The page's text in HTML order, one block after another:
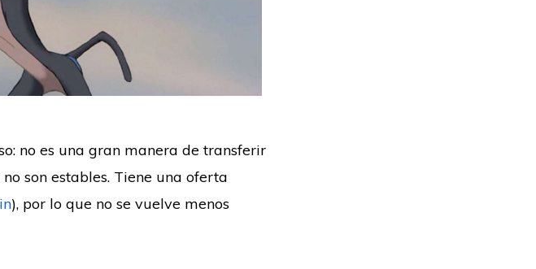
no es una gran manera de transferir
son estables. Tiene una oferta
), por lo que no se vuelve menos